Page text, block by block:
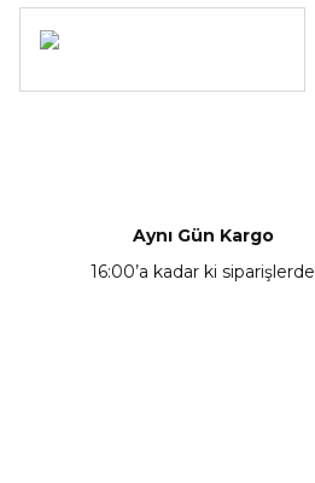
Aynı Gün Kargo
16:00’a kadar ki siparişlerde